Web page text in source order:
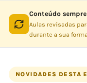
Conteúdo
Aulas revisadas
durante a sua
NOVIDADES DESTA